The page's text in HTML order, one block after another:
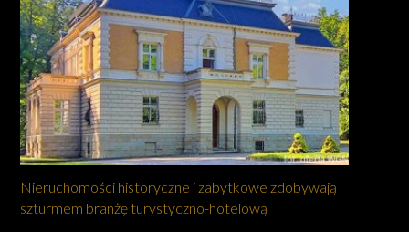
Nieruchomości historyczne i zabytkowe zdobywają
szturmem branżę turystyczno-hotelową